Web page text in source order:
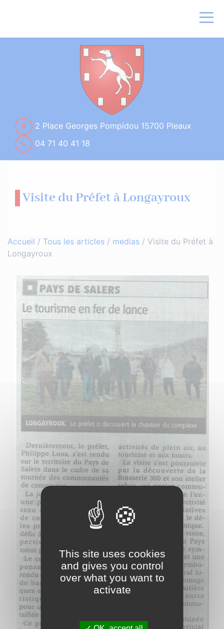
2 Place Georges Pompidou 15700 Pleaux
04 71 40 41 18
Visite du Préfet à Longayroux
Accueil / Tous les articles / medias / Visite du Préfet à
Longayroux
This site uses cookies
and gives you control
over what you want to
activate